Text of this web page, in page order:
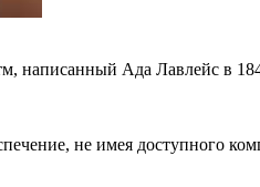
написанный Ада Лавлейс в
не имея доступного